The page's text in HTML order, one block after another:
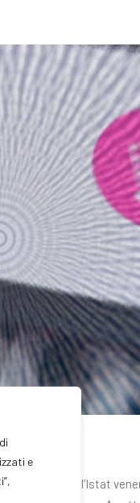
e
pubblicati dall’Istat